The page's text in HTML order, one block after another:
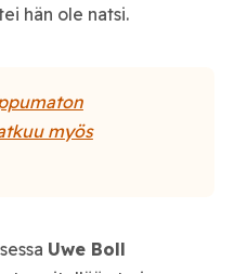
hän ole natsi.
myös
Uwe Boll